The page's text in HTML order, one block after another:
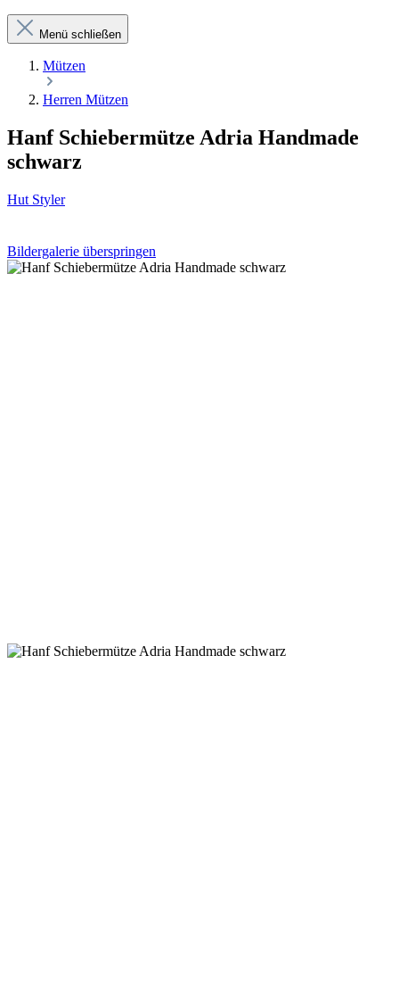
Menü schließen
Mützen
Herren Mützen
Hanf Schiebermütze Adria Handmade
schwarz
Hut Styler
Bildergalerie überspringen